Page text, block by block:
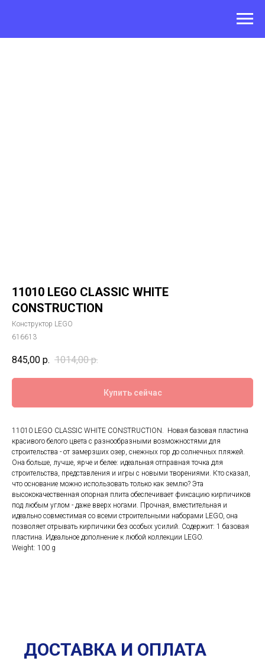
11010 LEGO CLASSIC WHITE
CONSTRUCTION
Конструктор LEGO
616613
845,00 р. 1014,00 р.
Купить сейчас
11010 LEGO CLASSIC WHITE CONSTRUCTION. Новая базовая пластина
красивого белого цвета с разнообразными возможностями для
строительства - от замерзших озер, снежных гор до солнечных пляжей.
Она больше, лучше, ярче и белее: идеальная отправная точка для
строительства, представления и игры с новыми творениями. Кто сказал,
что основание можно использовать только как землю? Эта
высококачественная опорная плита обеспечивает фиксацию кирпичиков
под любым углом - даже вверх ногами. Прочная, вместительная и
идеально совместимая со всеми строительными наборами LEGO, она
позволяет отрывать кирпичики без особых усилий. Содержит: 1 базовая
пластина. Идеальное дополнение к любой коллекции LEGO.
Weight: 100 g
ДОСТАВКА И ОПЛАТА